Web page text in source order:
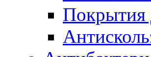
Покрытия